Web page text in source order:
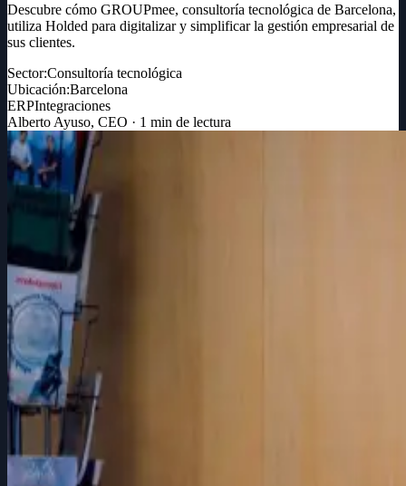
Descubre cómo GROUPmee, consultoría tecnológica de Barcelona,
utiliza Holded para digitalizar y simplificar la gestión empresarial de
sus clientes.
Sector:Consultoría tecnológica
Ubicación:Barcelona
ERPIntegraciones
Alberto Ayuso, CEO · 1 min de lectura